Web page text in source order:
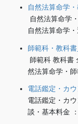
自然法算命学
自然法算命学
自然法算命学
師範科・教科書
師範科 教科書
然法算命学・
電話鑑定・カ
電話鑑定・カ
談・基本料金